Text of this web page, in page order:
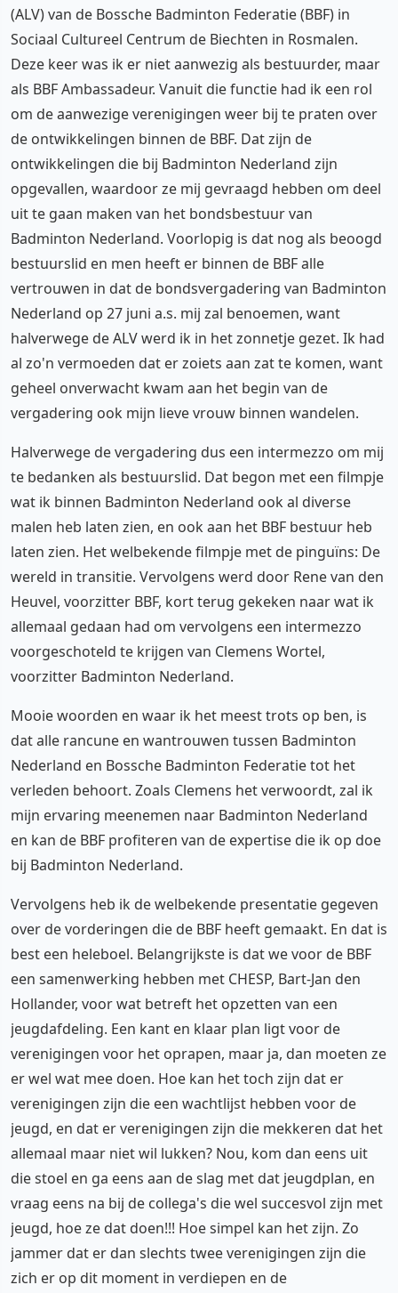
(ALV) van de Bossche Badminton Federatie (BBF) in
Sociaal Cultureel Centrum de Biechten in Rosmalen.
Deze keer was ik er niet aanwezig als bestuurder, maar
als BBF Ambassadeur. Vanuit die functie had ik een rol
om de aanwezige verenigingen weer bij te praten over
de ontwikkelingen binnen de BBF. Dat zijn de
ontwikkelingen die bij Badminton Nederland zijn
opgevallen, waardoor ze mij gevraagd hebben om deel
uit te gaan maken van het bondsbestuur van
Badminton Nederland. Voorlopig is dat nog als beoogd
bestuurslid en men heeft er binnen de BBF alle
vertrouwen in dat de bondsvergadering van Badminton
Nederland op 27 juni a.s. mij zal benoemen, want
halverwege de ALV werd ik in het zonnetje gezet. Ik had
al zo'n vermoeden dat er zoiets aan zat te komen, want
geheel onverwacht kwam aan het begin van de
vergadering ook mijn lieve vrouw binnen wandelen.
Halverwege de vergadering dus een intermezzo om mij
te bedanken als bestuurslid. Dat begon met een filmpje
wat ik binnen Badminton Nederland ook al diverse
malen heb laten zien, en ook aan het BBF bestuur heb
laten zien. Het welbekende filmpje met de pinguïns: De
wereld in transitie. Vervolgens werd door Rene van den
Heuvel, voorzitter BBF, kort terug gekeken naar wat ik
allemaal gedaan had om vervolgens een intermezzo
voorgeschoteld te krijgen van Clemens Wortel,
voorzitter Badminton Nederland.
Mooie woorden en waar ik het meest trots op ben, is
dat alle rancune en wantrouwen tussen Badminton
Nederland en Bossche Badminton Federatie tot het
verleden behoort. Zoals Clemens het verwoordt, zal ik
mijn ervaring meenemen naar Badminton Nederland
en kan de BBF profiteren van de expertise die ik op doe
bij Badminton Nederland.
Vervolgens heb ik de welbekende presentatie gegeven
over de vorderingen die de BBF heeft gemaakt. En dat is
best een heleboel. Belangrijkste is dat we voor de BBF
een samenwerking hebben met CHESP, Bart-Jan den
Hollander, voor wat betreft het opzetten van een
jeugdafdeling. Een kant en klaar plan ligt voor de
verenigingen voor het oprapen, maar ja, dan moeten ze
er wel wat mee doen. Hoe kan het toch zijn dat er
verenigingen zijn die een wachtlijst hebben voor de
jeugd, en dat er verenigingen zijn die mekkeren dat het
allemaal maar niet wil lukken? Nou, kom dan eens uit
die stoel en ga eens aan de slag met dat jeugdplan, en
vraag eens na bij de collega's die wel succesvol zijn met
jeugd, hoe ze dat doen!!! Hoe simpel kan het zijn. Zo
jammer dat er dan slechts twee verenigingen zijn die
zich er op dit moment in verdiepen en de